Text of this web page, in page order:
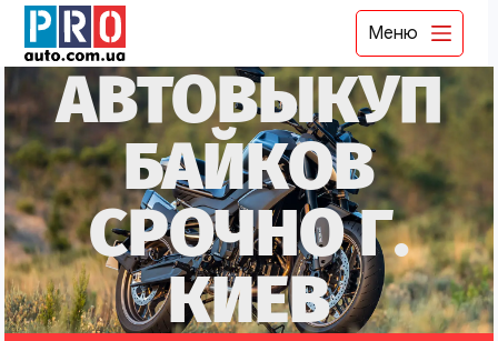
Меню
АВТОВЫКУП
БАЙКОВ
СРОЧНО Г.
КИЕВ